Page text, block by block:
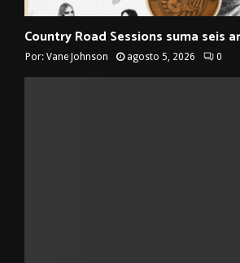
Country Road Sessions suma seis
Por: Vane Johnson agosto 5, 2026 0